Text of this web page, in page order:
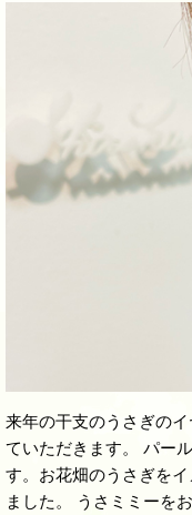
来年の干支のうさぎの
ていただきます。 パー
す。お花畑のうさぎを
ました。 うさミミーを